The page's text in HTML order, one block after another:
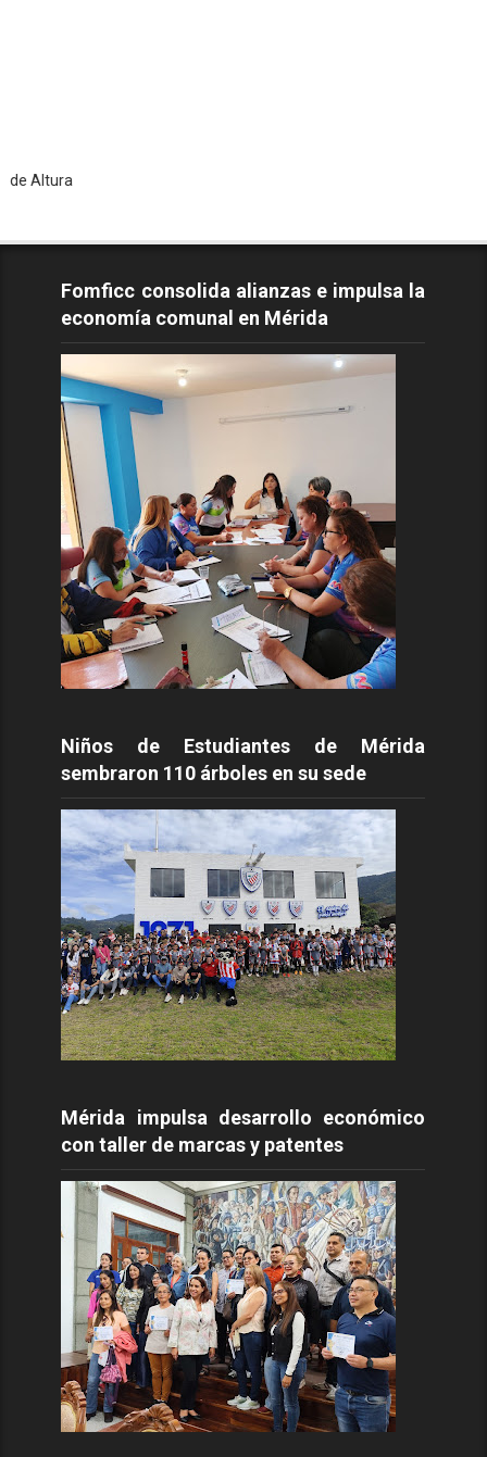
Fomficc consolida alianzas e impulsa la
economía comunal en Mérida
Niños de Estudiantes de Mérida
sembraron 110 árboles en su sede
Mérida impulsa desarrollo económico
con taller de marcas y patentes